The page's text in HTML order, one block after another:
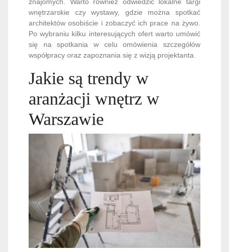
wnętrzarskie czy wystawy, gdzie można spotkać
architektów osobiście i zobaczyć ich prace na żywo.
Po wybraniu kilku interesujących ofert warto umówić
się na spotkania w celu omówienia szczegółów
współpracy oraz zapoznania się z wizją projektanta.
Jakie są trendy w
aranżacji wnętrz w
Warszawie